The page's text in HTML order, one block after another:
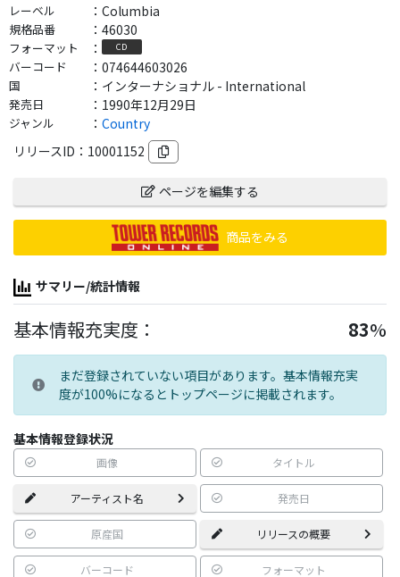
レーベル ： Columbia
規格品番 ： 46030
フォーマット ： CD
バーコード ： 074644603026
国 ： インターナショナル - International
発売日 ： 1990年12月29日
ジャンル ： Country
リリースID： 10001152
ページを編集する
商品をみる
サマリー/統計情報
基本情報充実度： 83%
まだ登録されていない項目があります。基本情報充実
度が100%になるとトップページに掲載されます。
基本情報登録状況
画像 タイトル
アーティスト名 発売日
原産国 リリースの概要
バーコード フォーマット